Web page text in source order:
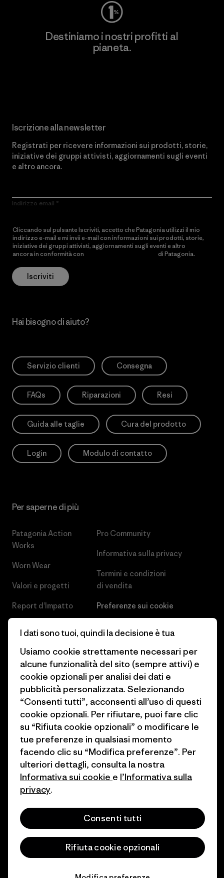
Destiniamo i nostri profitti al
pianeta.
Iscrizione alla newsletter
Registrati per ricevere informazioni sui prodotti, storie,
iniziative dei gruppi attivisti, aggiornamenti sugli eventi
e altro ancora.
Indirizzo email
Cliccando sul pulsante Iscriviti, accetto che Patagonia utilizzi il mio
indirizzo e-mail e mi invii e-mail con informazioni sui prodotti, storie,
iniziative dei gruppi attivisti, aggiornamenti sugli eventi e altro
ancora in conformità con
di Patagonia.
Iscriviti
Hai bisogno di aiuto?
Servizio clienti Consegna
FAQs Riparazioni Resi
Guida alle taglie Cura del prodotto
Login Modulo di contatto
Per saperne di più
Patagonia Action
Works
Worn Wear
Valori e progetti
Report d’Impatto
Obiettivi climatici
1% For The Planet
Come finanziamo
Buoni regalo
Trova un negozio
Pro Community
Informativa sulla privacy
Termini e condizioni
di vendita
Preferenze sui cookie
Industry program
Programma di affiliazione
Patagonia Svizzera Mappa del
sito
© 2026 Patagonia, Inc. All Rights Reserved.
I dati sono tuoi, quindi la decisione è tua
Usiamo cookie strettamente necessari per
alcune funzionalità del sito (sempre attivi) e
cookie opzionali per analisi dei dati e
pubblicità personalizzata. Selezionando
“Consenti tutti”, acconsenti all’uso di questi
cookie opzionali. Per rifiutare, puoi fare clic
su “Rifiuta cookie opzionali” o modificare le
tue preferenze in qualsiasi momento
facendo clic su “Modifica preferenze”. Per
ulteriori dettagli, consulta la nostra
Informativa sui cookie e l’Informativa sulla
privacy.
Consenti tutti
Rifiuta cookie opzionali